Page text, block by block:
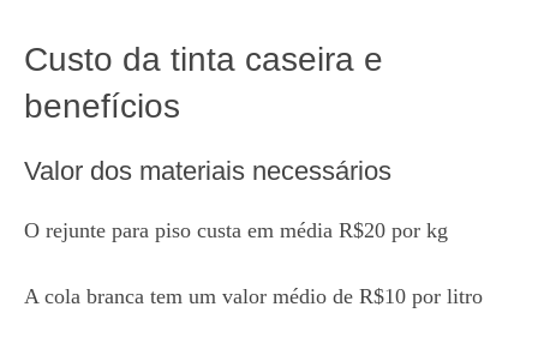
Custo da tinta caseira e
benefícios
Valor dos materiais necessários
O rejunte para piso custa em média R$20 por kg
A cola branca tem um valor médio de R$10 por litro